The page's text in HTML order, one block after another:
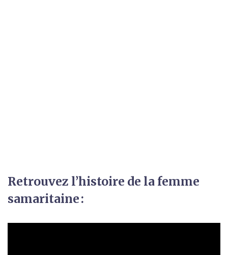
Retrouvez l’histoire de la femme
samaritaine :